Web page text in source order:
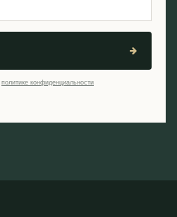
политике конфиденциальности